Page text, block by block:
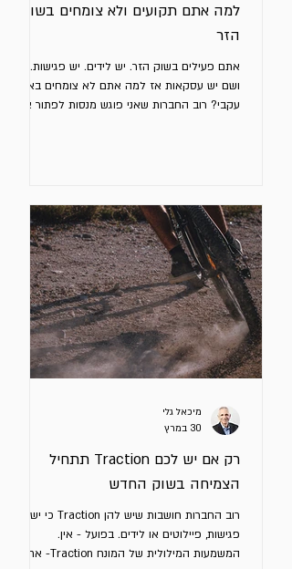
למה אתם תקועים ולא צומחים בשוק
הזר
אתם פעילים בשוק הזר. יש לידים. יש פגישות. פה
ושם יש עסקאות אז למה אתם לא צומחים באופן
עקבי? רוב החברות שאני פוגש מנסות לפתור את
התוצאות של בעיה עמוקה יותר. הטעות היא
לחשוב שאם נבצע שינויים או נגדיל תקציב
השיווק/מכירות, כמו עוד קמפיין (כדי להשיג לידים),
עוד איש מכירות
רק אם יש לכם Traction תתחיל
הצמיחה בשוק החדש
רוב החברות חושבות שיש להן Traction כי יש
פגישות, פיילוטים או לידים. בפועל - אין.
המשמעות המילולית של המונח Traction- אחיזה
מיכאל גלי
30 במרץ